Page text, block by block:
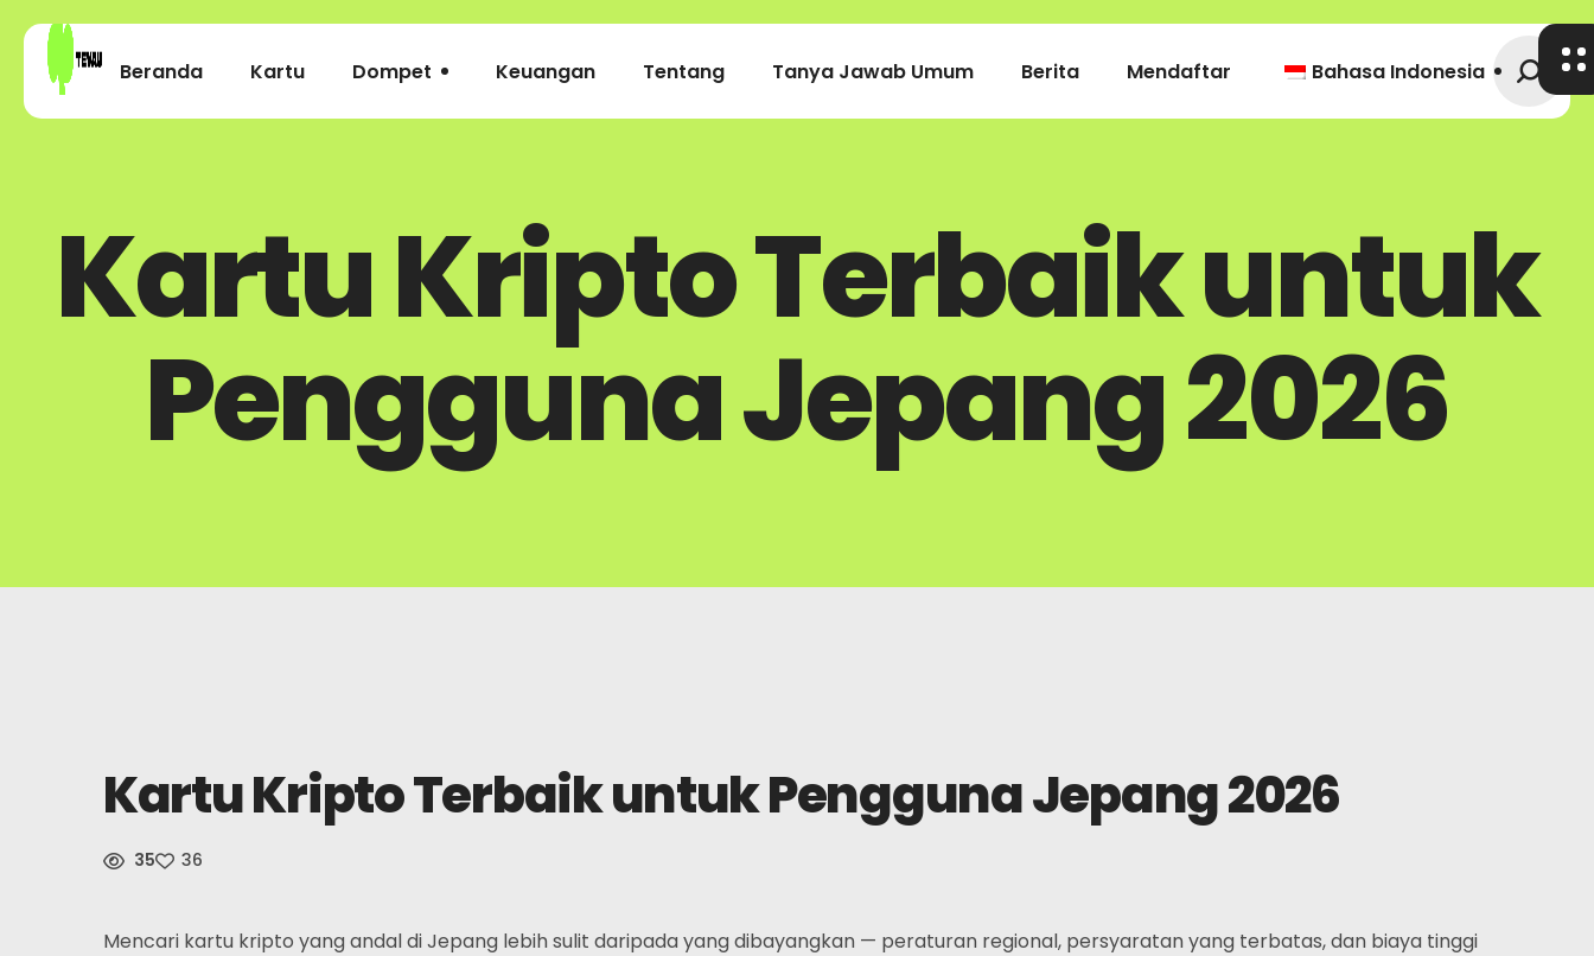
Beranda Kartu Dompet Keuangan Tentang Tanya Jawab Umum Berita Mendaftar Bahasa Indonesia
Kartu Kripto Terbaik untuk
Pengguna Jepang 2026
Kartu Kripto Terbaik untuk Pengguna Jepang 2026
35 36
Mencari kartu kripto yang andal di Jepang lebih sulit daripada yang dibayangkan — peraturan regional, persyaratan yang terbatas, dan biaya tinggi